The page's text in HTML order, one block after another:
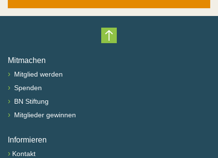
Nach oben scrollen
Mitmachen
› Mitglied werden
› Spenden
› BN Stiftung
› Mitglieder gewinnen
Informieren
› Kontakt